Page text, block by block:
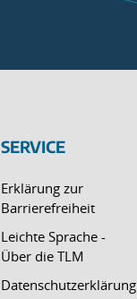
SERVICE
Erklärung zur
Barrierefreiheit
Leichte Sprache -
Über die TLM
Datenschutzerklärung